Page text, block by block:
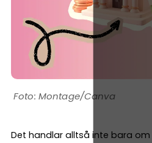
Montage/Canva
Det handlar alltså inte bara